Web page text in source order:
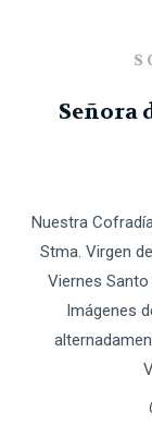
Señora
Nuestra
Stma. Virgen
Viernes
Imágenes